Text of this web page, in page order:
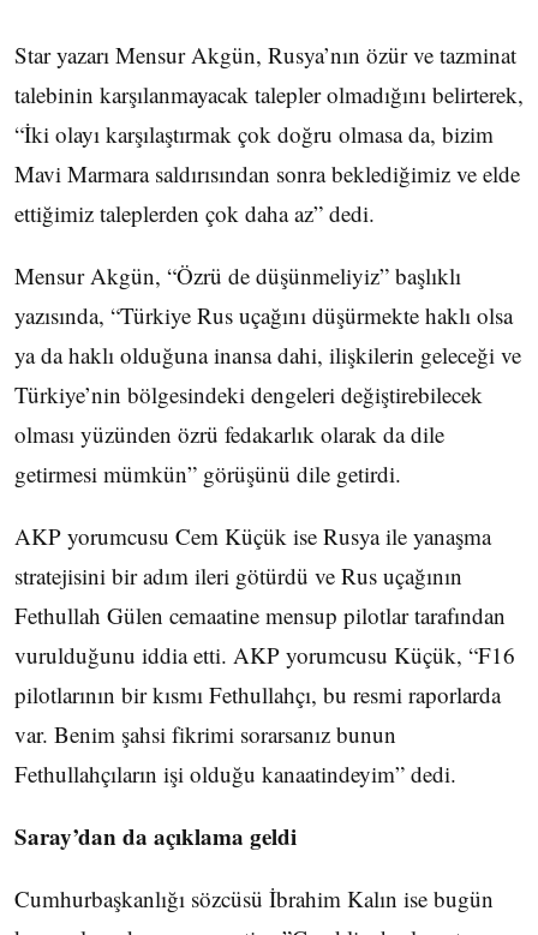
Star yazarı Mensur Akgün, Rusya’nın özür ve tazminat
talebinin karşılanmayacak talepler olmadığını belirterek,
“İki olayı karşılaştırmak çok doğru olmasa da, bizim
Mavi Marmara saldırısından sonra beklediğimiz ve elde
ettiğimiz taleplerden çok daha az” dedi.
Mensur Akgün, “Özrü de düşünmeliyiz” başlıklı
yazısında, “Türkiye Rus uçağını düşürmekte haklı olsa
ya da haklı olduğuna inansa dahi, ilişkilerin geleceği ve
Türkiye’nin bölgesindeki dengeleri değiştirebilecek
olması yüzünden özrü fedakarlık olarak da dile
getirmesi mümkün” görüşünü dile getirdi.
AKP yorumcusu Cem Küçük ise Rusya ile yanaşma
stratejisini bir adım ileri götürdü ve Rus uçağının
Fethullah Gülen cemaatine mensup pilotlar tarafından
vurulduğunu iddia etti. AKP yorumcusu Küçük, “F16
pilotlarının bir kısmı Fethullahçı, bu resmi raporlarda
var. Benim şahsi fikrimi sorarsanız bunun
Fethullahçıların işi olduğu kanaatindeyim” dedi.
Saray’dan da açıklama geldi
Cumhurbaşkanlığı sözcüsü İbrahim Kalın ise bugün